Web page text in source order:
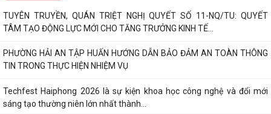
TUYÊN TRUYỀN, QUÁN TRIỆT NGHỊ QUYẾT SỐ 11-NQ/TU: QUYẾT
TÂM TẠO ĐỘNG LỰC MỚI CHO TĂNG TRƯỞNG KINH TẾ...
PHƯỜNG HẢI AN TẬP HUẤN HƯỚNG DẪN BẢO ĐẢM AN TOÀN THÔNG
TIN TRONG THỰC HIỆN NHIỆM VỤ
Techfest Haiphong 2026 là sự kiện khoa học công nghệ và đổi mới
sáng tạo thường niên lớn nhất thành...